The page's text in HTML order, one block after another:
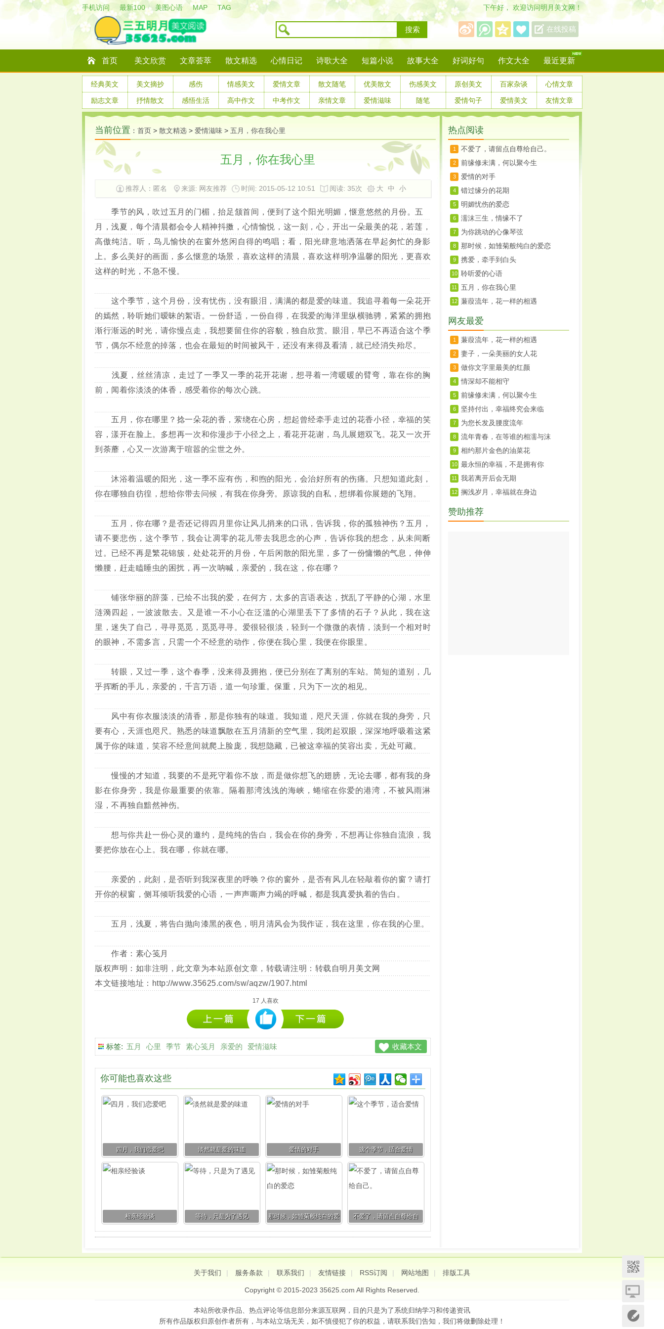
手机访问 最新100 美图心语 MAP TAG
下午好， 欢迎访问明月美文网！
保存到桌面
搜索
在线投稿
首页 美文欣赏 文章荟萃 散文精选 心情日记 诗歌大全 短篇小说 故事大全 好词好句 作文大全 最近更新
经典美文 美文摘抄 感伤 情感美文 爱情文章 散文随笔 优美散文 伤感美文 原创美文 百家杂谈 心情文章
励志文章 抒情散文 感悟生活 高中作文 中考作文 亲情文章 爱情滋味 随笔 爱情句子 爱情美文 友情文章
当前位置 ： 首页 > 散文精选 > 爱情滋味 > 五月，你在我心里
五月，你在我心里
推荐人：匿名 来源: 网友推荐 时间: 2015-05-12 10:51 阅读: 35次 大 中 小
季节的风，吹过五月的门楣，抬足颔首间，便到了这个阳光明媚，惬意悠然的月份。五
月，浅夏，每个清晨都会令人精神抖擞，心情愉悦，这一刻，心，开出一朵最美的花，若莲，
高傲纯洁。听，鸟儿愉快的在窗外悠闲自得的鸣唱；看，阳光肆意地洒落在早起匆忙的身影
上。多么美好的画面，多么惬意的场景，喜欢这样的清晨，喜欢这样明净温馨的阳光，更喜欢
这样的时光，不急不慢。
这个季节，这个月份，没有忧伤，没有眼泪，满满的都是爱的味道。我追寻着每一朵花开
的嫣然，聆听她们暧昧的絮语。一份舒适，一份自得，在我爱的海洋里纵横驰骋，紧紧的拥抱
渐行渐远的时光，请你慢点走，我想要留住你的容貌，独自欣赏。眼泪，早已不再适合这个季
节，偶尔不经意的掉落，也会在最短的时间被风干，还没有来得及看清，就已经消失殆尽。
浅夏，丝丝清凉，走过了一季又一季的花开花谢，想寻着一湾暖暖的臂弯，靠在你的胸
前，闻着你淡淡的体香，感受着你的每次心跳。
五月，你在哪里？捻一朵花的香，萦绕在心房，想起曾经牵手走过的花香小径，幸福的笑
容，漾开在脸上。多想再一次和你漫步于小径之上，看花开花谢，鸟儿展翅双飞。花又一次开
到荼蘼，心又一次游离于喧嚣的尘世之外。
沐浴着温暖的阳光，这一季不应有伤，和煦的阳光，会治好所有的伤痛。只想知道此刻，
你在哪独自彷徨，想给你带去问候，有我在你身旁。原谅我的自私，想绑着你展翅的飞翔。
五月，你在哪？是否还记得四月里你让风儿捎来的口讯，告诉我，你的孤独神伤？五月，
请不要悲伤，这个季节，我会让凋零的花儿带去我思念的心声，告诉你我的想念，从未间断
过。已经不再是繁花锦簇，处处花开的月份，午后闲散的阳光里，多了一份慵懒的气息，伸伸
懒腰，赶走瞌睡虫的困扰，再一次呐喊，亲爱的，我在这，你在哪？
铺张华丽的辞藻，已绘不出我的爱，在何方，太多的言语表达，扰乱了平静的心湖，水里
涟漪四起，一波波散去。又是谁一不小心在泛滥的心湖里丢下了多情的石子？从此，我在这
里，迷失了自己，寻寻觅觅，觅觅寻寻。爱很轻很淡，轻到一个微微的表情，淡到一个相对时
的眼神，不需多言，只需一个不经意的动作，你便在我心里，我便在你眼里。
转眼，又过一季，这个春季，没来得及拥抱，便已分别在了离别的车站。简短的道别，几
乎挥断的手儿，亲爱的，千言万语，道一句珍重。保重，只为下一次的相见。
风中有你衣服淡淡的清香，那是你独有的味道。我知道，咫尺天涯，你就在我的身旁，只
要有心，天涯也咫尺。熟悉的味道飘散在五月清新的空气里，我闭起双眼，深深地呼吸着这紧
属于你的味道，笑容不经意间就爬上脸庞，我想隐藏，已被这幸福的笑容出卖，无处可藏。
慢慢的才知道，我要的不是死守着你不放，而是做你想飞的翅膀，无论去哪，都有我的身
影在你身旁，我是你最重要的依靠。隔着那湾浅浅的海峡，蜷缩在你爱的港湾，不被风雨淋
湿，不再独自黯然神伤。
想与你共赴一份心灵的邀约，是纯纯的告白，我会在你的身旁，不想再让你独自流浪，我
要把你放在心上。我在哪，你就在哪。
亲爱的，此刻，是否听到我深夜里的呼唤？你的窗外，是否有风儿在轻敲着你的窗？请打
开你的棂窗，侧耳倾听我爱的心语，一声声嘶声力竭的呼喊，都是我真爱执着的告白。
五月，浅夏，将告白抛向漆黑的夜色，明月清风会为我作证，我在这里，你在我的心里。
作者：素心笺月
版权声明：如非注明，此文章为本站原创文章，转载请注明：转载自明月美文网
本文链接地址： http://www.35625.com/sw/aqzw/1907.html
17 人喜欢
标签: 五月 心里 季节 素心笺月 亲爱的 爱情滋味 收藏本文
你可能也喜欢这些
四月，我们恋爱吧 淡然就是爱的味道 爱情的对手 这个季节，适合爱情
相亲经验谈 等待，只是为了遇见
那时候，如雏菊般纯白的爱
不爱了，请留点自尊给自
热点阅读
1 不爱了，请留点自尊给自己。
2 前缘修未满，何以聚今生
3 爱情的对手
4 错过缘分的花期
5 明媚忧伤的爱恋
6 濡沫三生，情缘不了
7 为你跳动的心像琴弦
8 那时候，如雏菊般纯白的爱恋
9 携爱，牵手到白头
10 聆听爱的心语
11 五月，你在我心里
12 蒹葭流年，花一样的相遇
网友最爱
1 蒹葭流年，花一样的相遇
2 妻子，一朵美丽的女人花
3 做你文字里最美的红颜
4 情深却不能相守
5 前缘修未满，何以聚今生
6 坚持付出，幸福终究会来临
7 为您长发及腰度流年
8 流年青春，在等谁的相濡与沫
9 相约那片金色的油菜花
10 最永恒的幸福，不是拥有你
11 我若离开后会无期
12 搁浅岁月，幸福就在身边
赞助推荐
关于我们 | 服务条款 | 联系我们 | 友情链接 | RSS订阅 | 网站地图 | 排版工具
Copyright © 2015-2023 35625.com All Rights Reserved.
本站所收录作品、热点评论等信息部分来源互联网，目的只是为了系统归纳学习和传递资讯
所有作品版权归原创作者所有，与本站立场无关，如不慎侵犯了你的权益，请联系我们告知，我们将做删除处理！